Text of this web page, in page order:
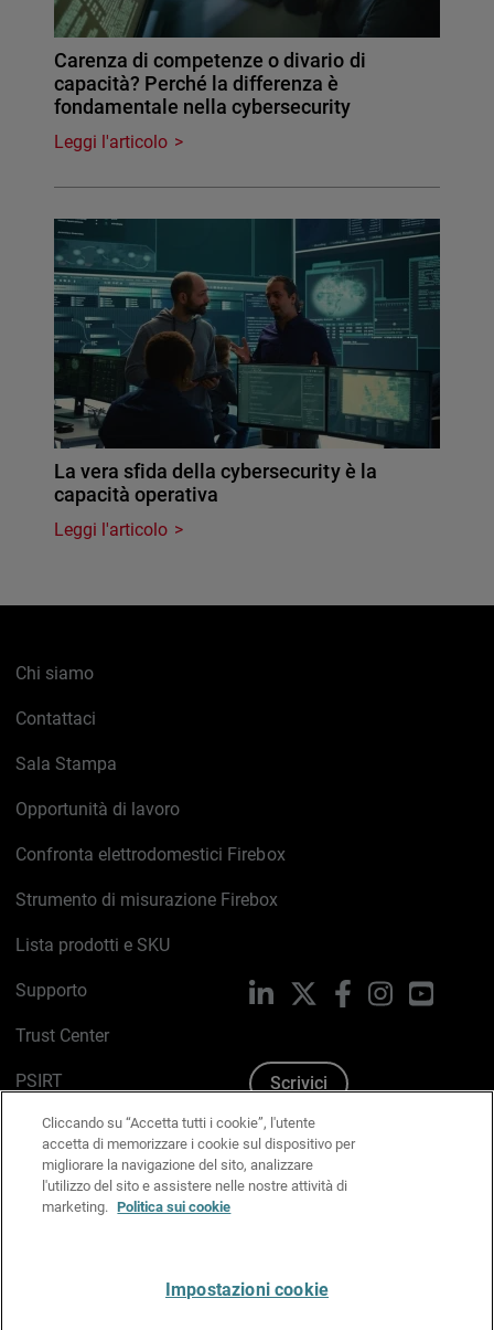
Carenza di competenze o divario di
capacità? Perché la differenza è
fondamentale nella cybersecurity
Leggi l'articolo
La vera sfida della cybersecurity è la
capacità operativa
Leggi l'articolo
Chi siamo
Contattaci
Sala Stampa
Opportunità di lavoro
Confronta elettrodomestici Firebox
Strumento di misurazione Firebox
Lista prodotti e SKU
Supporto
Trust Center
PSIRT
Politica sui cookie
Informativa sulla privacy
Kit Media & Brand
LinkedIn FacebookInstagram
Scrivici
Cliccando su “Accetta tutti i cookie”, l'utente
accetta di memorizzare i cookie sul dispositivo per
migliorare la navigazione del sito, analizzare
l'utilizzo del sito e assistere nelle nostre attività di
marketing. Politica sui cookie
Impostazioni cookie